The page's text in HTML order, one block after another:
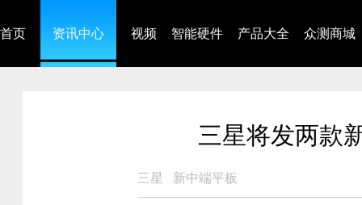
首页 资讯中心 视频 智能硬件 产品大全 众测商城
三星将发两款
三星 新中端平板